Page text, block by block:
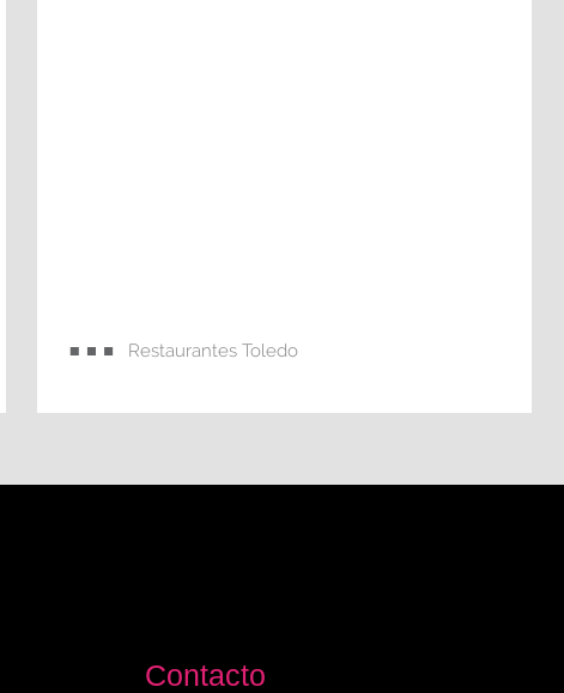
Restaurantes Toledo
Contacto